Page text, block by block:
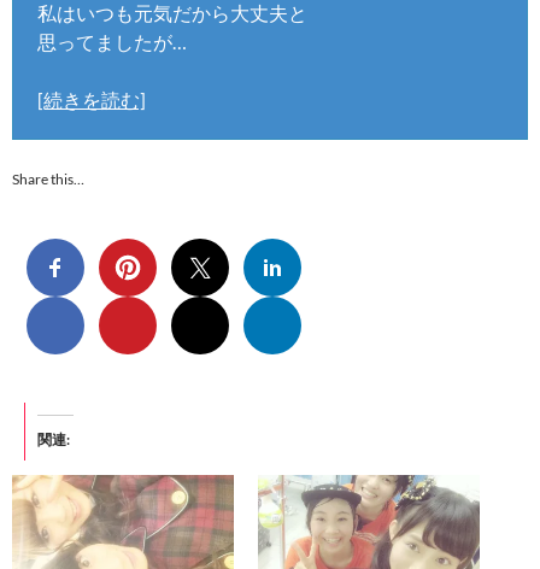
私はいつも元気だから大丈夫と
思ってましたが…
[続きを読む]
Share this…
関連